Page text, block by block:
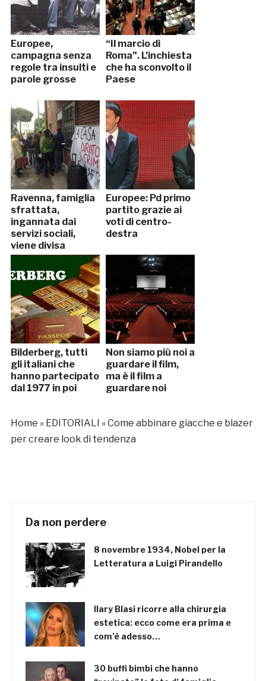
Europee,
campagna senza
regole tra insulti e
parole grosse
“Il marcio di
Roma”. L’inchiesta
che ha sconvolto il
Paese
Ravenna, famiglia
sfrattata,
ingannata dai
servizi sociali,
viene divisa
Europee: Pd primo
partito grazie ai
voti di centro-
destra
Bilderberg, tutti
gli italiani che
hanno partecipato
dal 1977 in poi
Non siamo più noi a
guardare il film,
ma è il film a
guardare noi
Home » EDITORIALI »Come abbinare giacche e blazer
per creare look di tendenza
Da non perdere
8 novembre 1934, Nobel per la
Letteratura a Luigi Pirandello
Ilary Blasi ricorre alla chirurgia
estetica: ecco come era prima e
com’è adesso…
30 buffi bimbi che hanno